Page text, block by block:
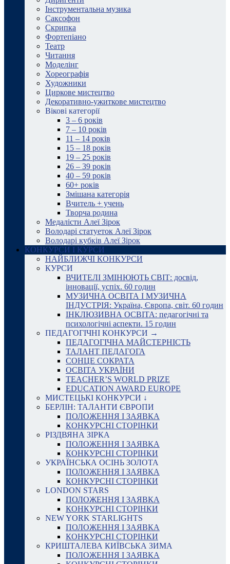
Інструментальна музика
Саксофон
Скрипка
Фортепіано
Театр
Читання
Моделінг
Хореографія
Художники
Циркове мистецтво
Декоративно-ужиткове мистецтво
Вікові категорії
3 – 6 років
7 – 10 років
11 – 14 років
15 – 18 років
19 – 25 років
26 – 39 років
40 – 59 років
60+ років
Змішана категорія
Вчитель + учень
Творча родина
Медалісти Алеї Зірок
Володарі статуеток Алеї Зірок
Володарі кубків Алеї Зірок
КОНКУРСИ І КУРСИ
НАЙБЛИЖЧІ КОНКУРСИ
КУРСИ
ВЧИТЕЛІ ЗМІНЮЮТЬ СВІТ: досвід,
інновації, успіх. 60 годин
МУЗИЧНА ОСВІТА І МУЗИЧНА
ІНДУСТРІЯ: Україна, Європа, світ. 60 годин
ІНКЛЮЗИВНА ОСВІТА: педагогічні та
психологічні аспекти. 15 годин
ПЕДАГОГІЧНІ КОНКУРСИ →
ПЕДАГОГІЧНА МАЙСТЕРНІСТЬ
ТАЛАНТ ПЕДАГОГА
СОНЦЕ СОКРАТА
ОСВІТА УКРАЇНИ
TEACHER’S WORLD PRIZE
EDUCATION AWARD EUROPE
МИСТЕЦЬКІ КОНКУРСИ ↓
БЕРЛІН: ТАЛАНТИ ЄВРОПИ
ПОЛОЖЕННЯ І ЗАЯВКА
КОНКУРСНІ СТОРІНКИ
РІЗДВЯНА ЗІРКА
ПОЛОЖЕННЯ І ЗАЯВКА
КОНКУРСНІ СТОРІНКИ
УКРАЇНСЬКА ОСІНЬ ЗОЛОТА
ПОЛОЖЕННЯ І ЗАЯВКА
КОНКУРСНІ СТОРІНКИ
LONDON STARS
ПОЛОЖЕННЯ І ЗАЯВКА
КОНКУРСНІ СТОРІНКИ
NEW YORK STARLIGHTS
ПОЛОЖЕННЯ І ЗАЯВКА
КОНКУРСНІ СТОРІНКИ
КРИШТАЛЕВА КИЇВСЬКА ЗИМА
ПОЛОЖЕННЯ І ЗАЯВКА